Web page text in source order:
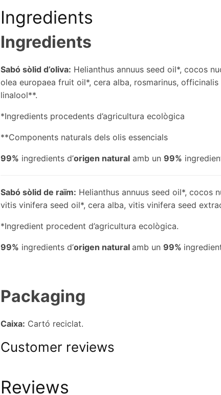
Ingredients
Ingredients
Sabó sòlid d’oliva: Helianthus annuus seed oil*, cocos
olea europaea fruit oil*, cera alba, rosmarinus,
linalool**.
*Ingredients procedents d’agricultura ecològica
**Components naturals dels olis essencials
99% ingredients d’origen natural amb un99%
Sabó sòlid de raïm: Helianthus annuus seed oil*, cocos
vitis vinifera seed oil*, cera alba, vitis vinifera seed
*Ingredient procedent d’agricultura ecològica.
99% ingredients d’origen naturalamb un99%
Packaging
Caixa: Cartó reciclat.
Customer reviews
Reviews